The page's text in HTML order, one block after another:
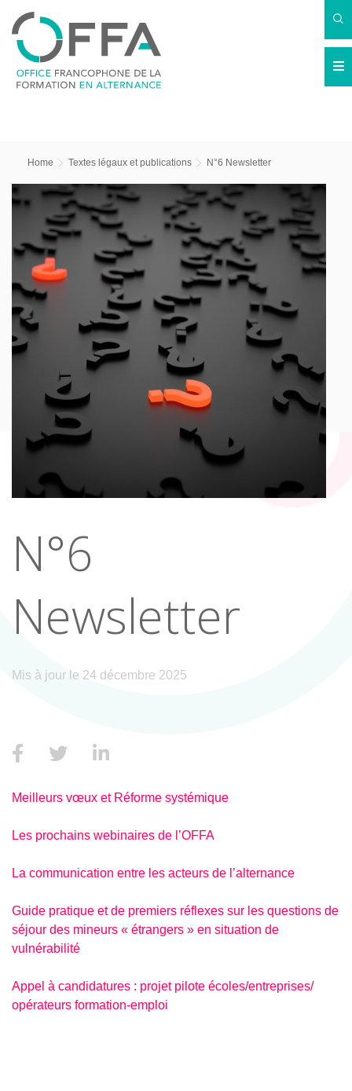
Home Textes légaux et publications N°6 Newsletter
N°6
Newsletter
Mis à jour le 24 décembre 2025
Meilleurs vœux et Réforme systémique
Les prochains webinaires de l’OFFA
La communication entre les acteurs de l’alternance
Guide pratique et de premiers réflexes sur les questions de
séjour des mineurs « étrangers » en situation de
vulnérabilité
Appel à candidatures : projet pilote écoles/entreprises/
opérateurs formation-emploi